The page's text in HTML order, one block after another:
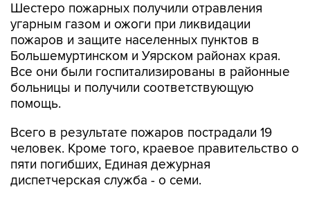
Шестеро пожарных получили отравления
угарным газом и ожоги при ликвидации
пожаров и защите населенных пунктов в
Большемуртинском и Уярском районах края.
Все они были госпитализированы в районные
больницы и получили соответствующую
помощь.
Всего в результате пожаров пострадали 19
человек. Кроме того, краевое правительство о
пяти погибших, Единая дежурная
диспетчерская служба - о семи.